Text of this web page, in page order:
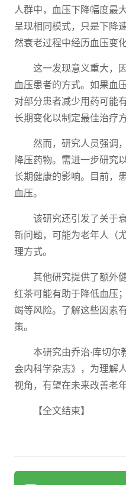
人群中，血压下降幅度最
呈现相同模式，只是下降
然衰老过程中经历血压变化
这一发现意义重大，
血压患者的方式。如果血
对部分患者减少用药可能
长期变化以制定最佳治疗方
然而，研究人员强调
降压药物。需进一步研究
长期健康的影响。目前，
血压。
该研究还引发了关于
新问题，可能为老年人（
理方式。
其他研究提供了额外
红茶可能有助于降低血压
竭等风险。了解这些因素
策。
本研究由乔治·库切
会内科学杂志》，为理解
视角，有望在未来改善老
【全文结束】